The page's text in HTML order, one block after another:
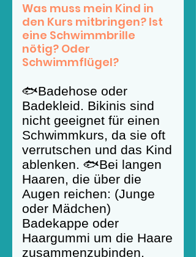
Was muss mein Kind in
den Kurs mitbringen? Ist
eine Schwimmbrille
nötig? Oder
Schwimmflügel?
🐟Badehose oder
Badekleid. Bikinis sind
nicht geeignet für einen
Schwimmkurs, da sie oft
verrutschen und das Kind
ablenken. 🐟Bei langen
Haaren, die über die
Augen reichen: (Junge
oder Mädchen)
Badekappe oder
Haargummi um die Haare
zusammenzubinden.